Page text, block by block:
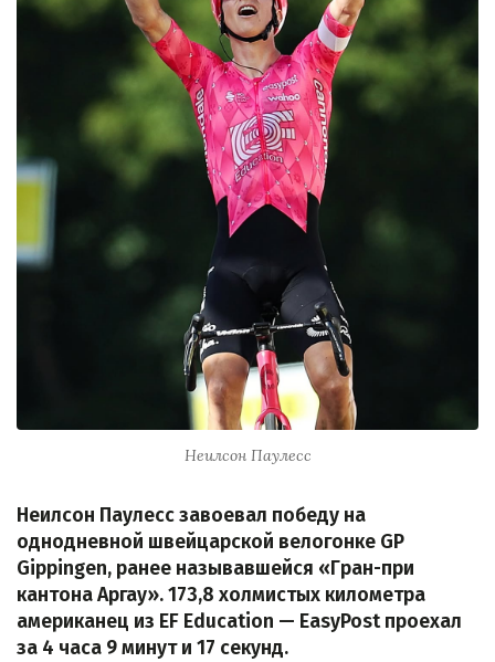
Неилсон Паулесс
Неилсон Паулесс завоевал победу на
однодневной швейцарской велогонке GP
Gippingen, ранее называвшейся «Гран-при
кантона Аргау». 173,8 холмистых километра
американец из EF Education — EasyPost проехал
за 4 часа 9 минут и 17 секунд.